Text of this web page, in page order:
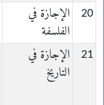
20
الإجازة في
الفلسفة
21
الإجازة في
التاريخ